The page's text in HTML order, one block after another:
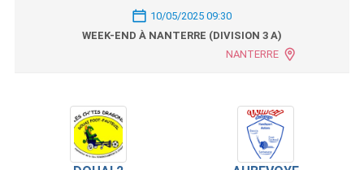
10/05/2025 09:30
WEEK-END À NANTERRE (DIVISION 3 A)
NANTERRE